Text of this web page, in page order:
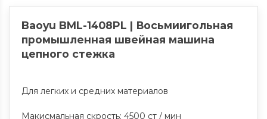
Baoyu BML-1408PL | Восьмиигольная
промышленная швейная машина
цепного стежка
Для легких и средних материалов
Макисмальная скрость: 4500 ст / мин